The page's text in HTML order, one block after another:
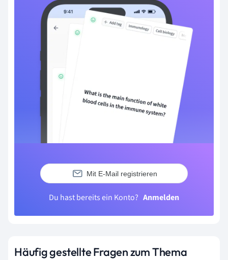
Mit E-Mail registrieren
Du hast bereits ein Konto? Anmelden
Häufig gestellte Fragen zum Thema